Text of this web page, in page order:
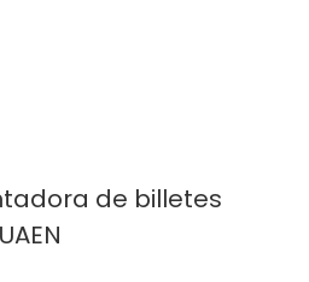
de billetes